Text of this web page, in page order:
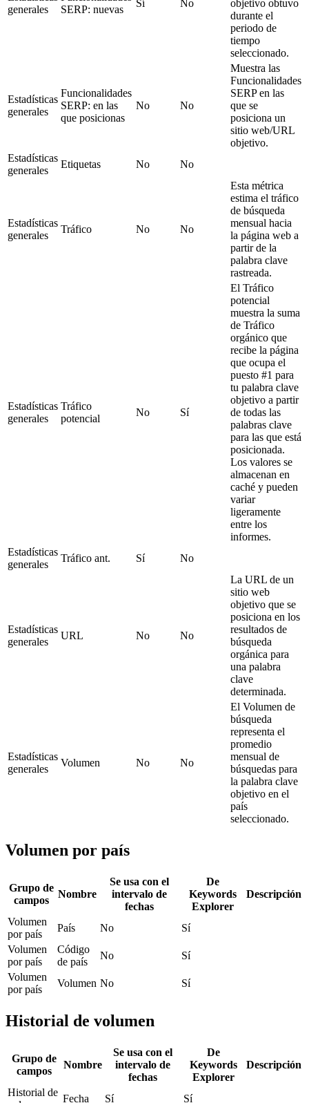
generales
SERP: nuevas
Sí No
objetivo obtuvo
durante el
periodo de
tiempo
seleccionado.
Estadísticas
generales
Funcionalidades
SERP: en las
que posicionas
No No
Muestra las
Funcionalidades
SERP en las
que se
posiciona un
sitio web/URL
objetivo.
Estadísticas
generales
Etiquetas No No
Estadísticas
generales
Tráfico No No
Esta métrica
estima el tráfico
de búsqueda
mensual hacia
la página web a
partir de la
palabra clave
rastreada.
Estadísticas
generales
Tráfico
potencial
No Sí
El Tráfico
potencial
muestra la suma
de Tráfico
orgánico que
recibe la página
que ocupa el
puesto #1 para
tu palabra clave
objetivo a partir
de todas las
palabras clave
para las que está
posicionada.
Los valores se
almacenan en
caché y pueden
variar
ligeramente
entre los
informes.
Estadísticas
generales
Tráfico ant. Sí No
Estadísticas
generales
URL No No
La URL de un
sitio web
objetivo que se
posiciona en los
resultados de
búsqueda
orgánica para
una palabra
clave
determinada.
Estadísticas
generales
Volumen No No
El Volumen de
búsqueda
representa el
promedio
mensual de
búsquedas para
la palabra clave
objetivo en el
país
seleccionado.
Volumen por país
Grupo de
campos
Nombre
Se usa con el
intervalo de
fechas
De
Keywords
Explorer
Descripción
Volumen
por país
País No
Sí
Volumen
por país
Código
de país
No
Sí
Volumen
por país
Volumen No Sí
Historial de volumen
Grupo de
campos
Nombre
Se usa con el
intervalo de
fechas
De
Keywords
Explorer
Descripción
Historial de
Fecha Sí Sí